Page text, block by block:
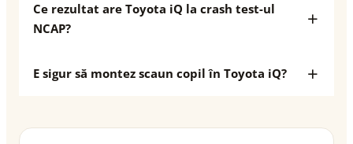
Ce rezultat are Toyota iQ la crash test-ul
NCAP?
E sigur să montez scaun copil în Toyota iQ?